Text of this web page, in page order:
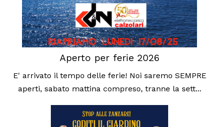
Aperto per ferie 2026
E' arrivato il tempo delle ferie! Noi saremo SEMPRE
aperti, sabato mattina compreso, tranne la sett...